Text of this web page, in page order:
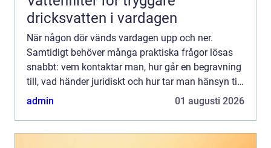
dricksvatten i vardagen
När någon dör vänds vardagen upp och ner.
Samtidigt behöver många praktiska frågor lösas
snabbt: vem kontaktar man, hur går en begravning
till, vad händer juridiskt och hur tar man hänsyn till
den avlidnes önskningar? I Bålsta finns erfarna
admin 01 augusti 2026